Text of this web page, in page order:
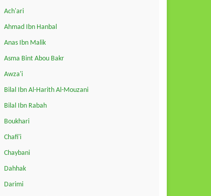
Ach'ari
Ahmad Ibn Hanbal
Anas Ibn Malik
Asma Bint Abou Bakr
Awza'i
Bilal Ibn Al-Harith Al-Mouzani
Bilal Ibn Rabah
Boukhari
Chafi'i
Chaybani
Dahhak
Darimi